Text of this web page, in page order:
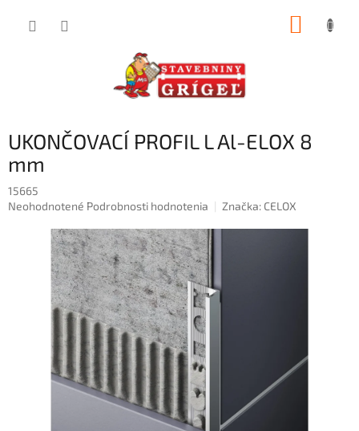
UKONČOVACÍ PROFIL L Al-ELOX 8
mm
15665
Priemerné
produktu
hviezdičiek.
Neohodnotené Podrobnosti hodnotenia Značka: CELOX